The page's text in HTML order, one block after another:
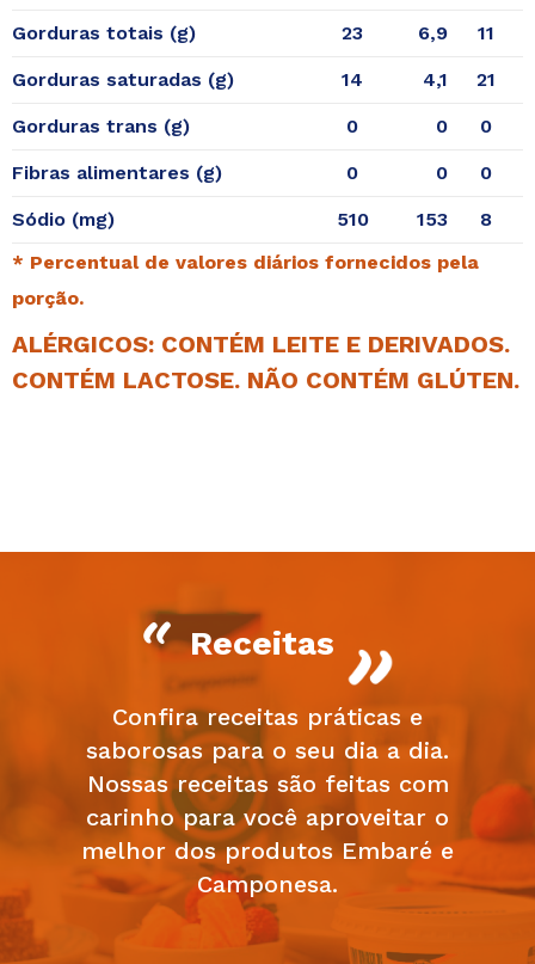
Gorduras totais (g) 23 6,9 11
Gorduras saturadas (g) 14 4,1 21
Gorduras trans (g) 0 0 0
Fibras alimentares (g) 0 0 0
Sódio (mg) 510 153
8
* Percentual de valores diários fornecidos pela
porção.
ALÉRGICOS: CONTÉM LEITE E DERIVADOS.
CONTÉM LACTOSE. NÃO CONTÉM GLÚTEN.
Receitas
Confira receitas práticas e
saborosas para o seu dia a dia.
Nossas receitas são feitas com
carinho para você aproveitar o
melhor dos produtos Embaré e
Camponesa.